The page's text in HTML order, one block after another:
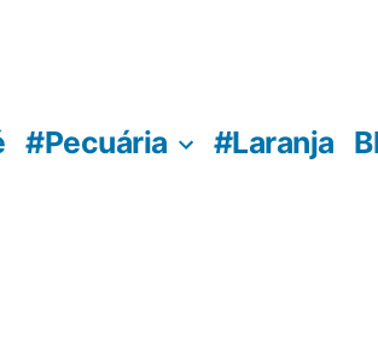
#Pecuária #Laranja